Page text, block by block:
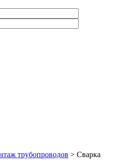
трубопроводов > Сварка